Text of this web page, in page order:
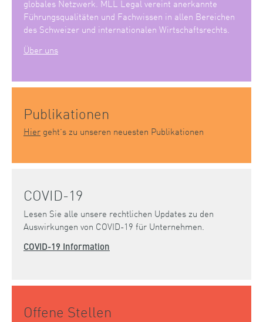
globales Netzwerk. MLL Legal vereint anerkannte
Führungsqualitäten und Fachwissen in allen Bereichen
des Schweizer und internationalen Wirtschaftsrechts.
Über uns
Publikationen
Hier geht’s zu unseren neuesten Publikationen
COVID-19
Lesen Sie alle unsere rechtlichen Updates zu den
Auswirkungen von COVID-19 für Unternehmen.
COVID-19 Information
Offene Stellen